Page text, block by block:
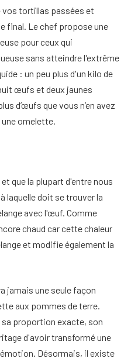
vos tortillas passées et
final. Le chef propose une
pour ceux qui
sans atteindre l'extrême
: un peu plus d'un kilo de
œufs et deux jaunes
d’œufs que vous n’en avez
omelette.
que la plupart d'entre nous
laquelle doit se trouver la
avec l'œuf. Comme
chaud car cette chaleur
et modifie également la
jamais une seule façon
aux pommes de terre.
sa proportion exacte, son
d'avoir transformé une
Désormais, il existe